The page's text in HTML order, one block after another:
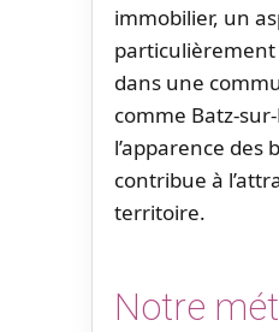
immobilier, un
dans une
comme Batz-
l’apparence des
contribue à
territoire.
Notre